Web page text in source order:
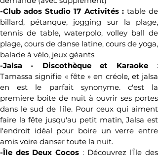
-Club ados Studio 17 Activités : table de
billard, pétanque, jogging sur la plage,
tennis de table, waterpolo, volley ball de
plage, cours de danse latine, cours de yoga,
balade à vélo, jeux géants
-Jalsa - Discothèque et Karaoke :
Tamassa signifie « fête » en créole, et jalsa
en est le parfait synonyme. c'est la
premiere boite de nuit à ouvrir ses portes
dans le sud de l'île. Pour ceux qui aiment
faire la fête jusqu'au petit matin, Jalsa est
l'endroit idéal pour boire un verre entre
amis voire danser toute la nuit.
-Île des Deux Cocos : Découvrez l’Île des